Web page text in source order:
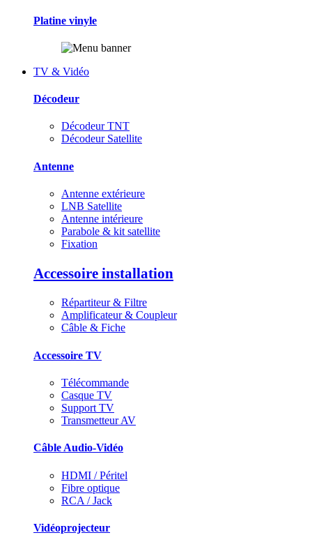
Platine vinyle
TV & Vidéo
Décodeur
Décodeur TNT
Décodeur Satellite
Antenne
Antenne extérieure
LNB Satellite
Antenne intérieure
Parabole & kit satellite
Fixation
Accessoire installation
Répartiteur & Filtre
Amplificateur & Coupleur
Câble & Fiche
Accessoire TV
Télécommande
Casque TV
Support TV
Transmetteur AV
Câble Audio-Vidéo
HDMI / Péritel
Fibre optique
RCA / Jack
Vidéoprojecteur